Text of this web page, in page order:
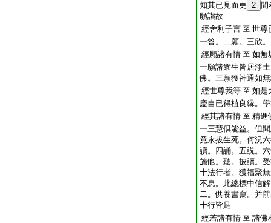
知其已見而更 2 間
願讃故
經舍利子言 至 世尊
一答。二願。三欣
經願諸有情 至 如無
一願諸衆生皆居淨
佛。三願獲神通如
經世尊我等 至 如是
慶自已得植良縁。
經其諸有情 至 精進
一三慧倶能益。但
竟永拔生死。何況
讀。四誦。五説。
施他。聽。披讀。
十法行者。獲福聚
不息。此總標中信
二。供養書寫。并
十行皆足
經若諸有情 至 諸佛